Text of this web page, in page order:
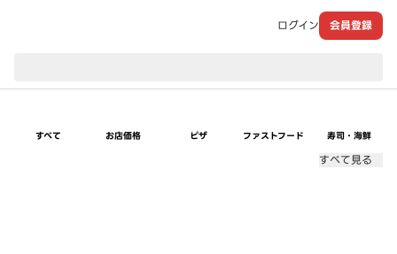
ログイン 会員登録
すべて お店価格 ピザ ファストフード 寿司・海鮮
すべて見る